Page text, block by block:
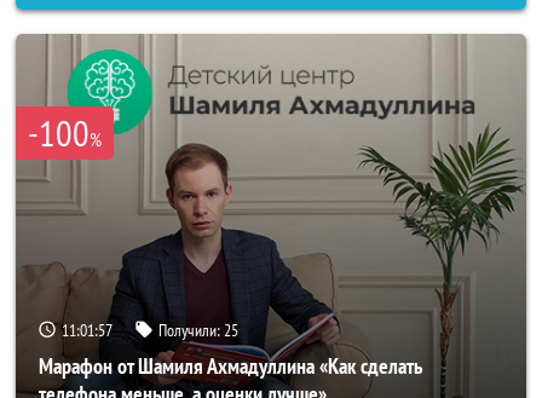
-100%
11:01:54 Получили:25
Марафон от Шамиля Ахмадуллина «Как сделать